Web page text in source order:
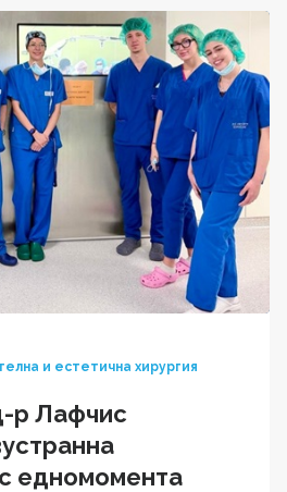
и естетична хирургия
р Лафчис
едномомента